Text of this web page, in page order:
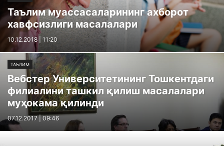
Таълим муассасаларининг ахборот
хавфсизлиги масалалари
10.12.2018 | 11:20
ТАЪЛИМ
Вебстер Университетининг Тошкентдаги
филиалини ташкил қилиш масалалари
муҳокама қилинди
07.12.2017 | 09:46